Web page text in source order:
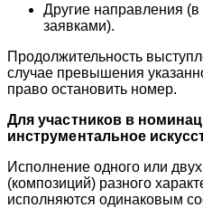
Другие направления
заявками).
Продолжительность
случае превышения
право остановить номер.
Для участников в
инструментальное
Исполнение одного или
(композиций) разного
исполняются одинаковым